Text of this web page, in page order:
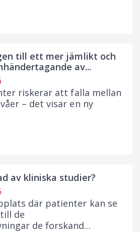
till ett mer jämlikt och
av...
riskerar att falla mellan
– det visar en ny
av kliniska studier?
där patienter kan se
de
de forskand...